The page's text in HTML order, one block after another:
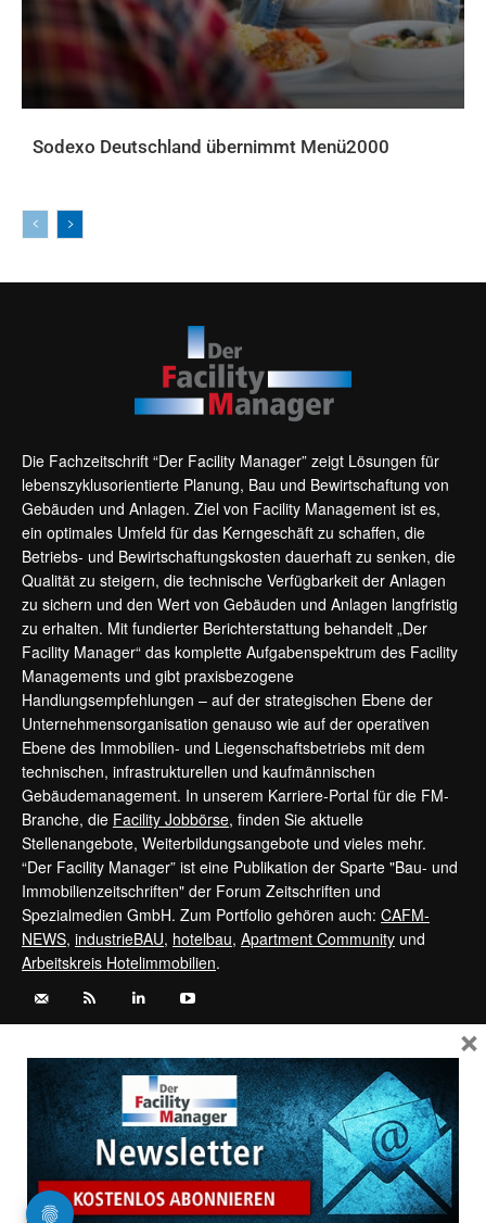
Sodexo Deutschland übernimmt Menü2000
Die Fachzeitschrift “Der Facility Manager” zeigt Lösungen für
lebenszyklusorientierte Planung, Bau und Bewirtschaftung von
Gebäuden und Anlagen. Ziel von Facility Management ist es,
ein optimales Umfeld für das Kerngeschäft zu schaffen, die
Betriebs- und Bewirtschaftungskosten dauerhaft zu senken, die
Qualität zu steigern, die technische Verfügbarkeit der Anlagen
zu sichern und den Wert von Gebäuden und Anlagen langfristig
zu erhalten. Mit fundierter Berichterstattung behandelt „Der
Facility Manager“ das komplette Aufgabenspektrum des Facility
Managements und gibt praxisbezogene
Handlungsempfehlungen – auf der strategischen Ebene der
Unternehmensorganisation genauso wie auf der operativen
Ebene des Immobilien- und Liegenschaftsbetriebs mit dem
technischen, infrastrukturellen und kaufmännischen
Gebäudemanagement. In unserem Karriere-Portal für die FM-
Branche, die Facility Jobbörse, finden Sie aktuelle
Stellenangebote, Weiterbildungsangebote und vieles mehr.
“Der Facility Manager” ist eine Publikation der Sparte "Bau- und
Immobilienzeitschriften" der Forum Zeitschriften und
Spezialmedien GmbH. Zum Portfolio gehören auch: CAFM-
NEWS, industrieBAU, hotelbau, Apartment Community und
Arbeitskreis Hotelimmobilien.
Kontaktieren Sie uns:service@forum-zeitschriften.de
Vertrag widerrufen
FORUM Zeitschriften und Spezialmedien GmbH|FORUM Media
Group
×